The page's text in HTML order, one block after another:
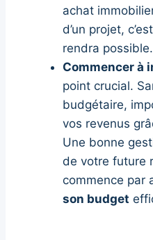
achat
d’un projet,
rendra possible.
Commencer à
point crucial.
budgétaire,
vos revenus
Une bonne
de votre future
commence par
son budget